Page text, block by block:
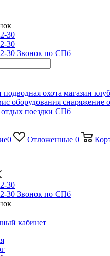
30
30
30 Звонок по СПб
0 Отложенные 0
30
30 Звонок по СПб
кабинет